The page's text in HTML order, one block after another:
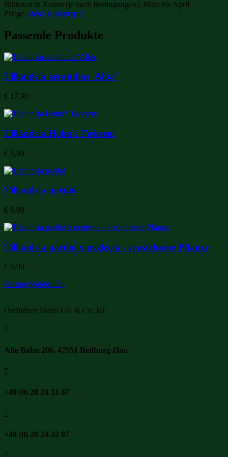
Blütezeit in Kultur (je nach Bedingungen): März bis April
Pflege: siehe Kulturtyp 2
Passende Produkte
Tillandsia aeranthos 'Alba'
€ 17,90
Tillandsia Holm's Twistem
€ 5,90
Tillandsia pardoi
€ 6,90
Tillandsia pardoi x neglecta - erwachsene Pflanze
€ 6,90
Vertrag widerrufen
Orchideen Holm UG & Co. KG

Alte Bahn 206, 47551 Bedburg-Hau

+49 (0) 28 24-31 67

+49 (0) 28 24-32 07